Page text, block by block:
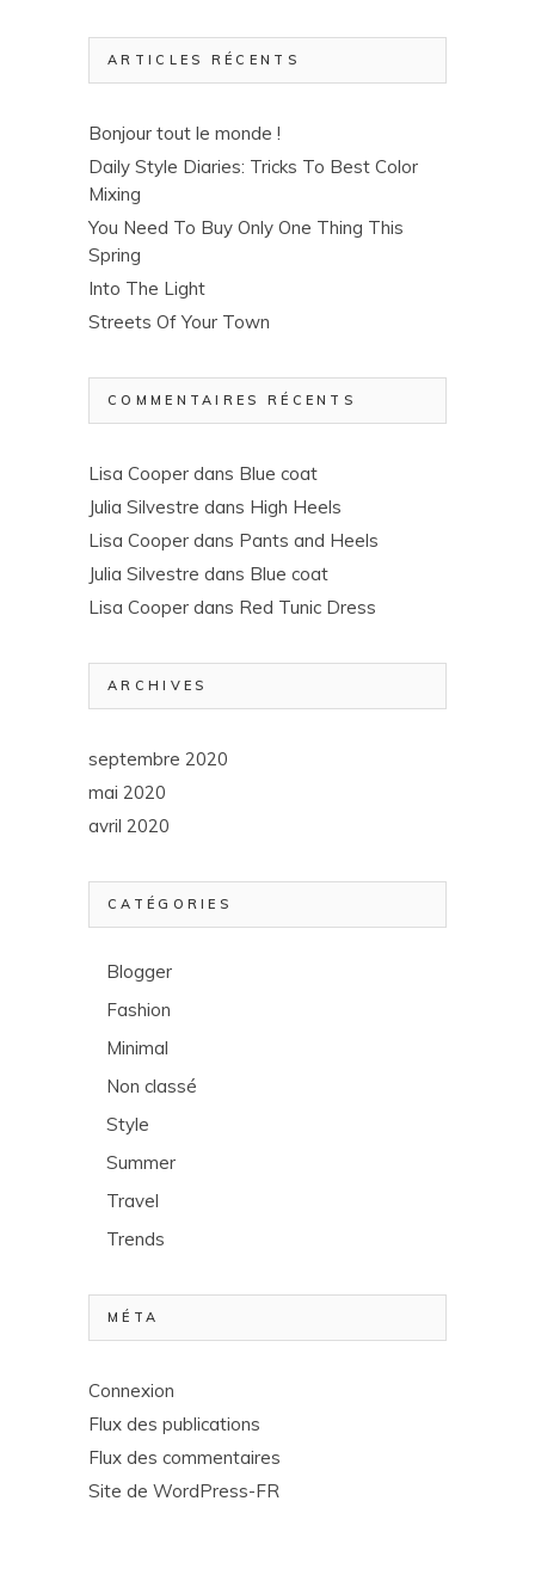
ARTICLES RÉCENTS
Bonjour tout le monde !
Daily Style Diaries: Tricks To Best Color
Mixing
You Need To Buy Only One Thing This
Spring
Into The Light
Streets Of Your Town
COMMENTAIRES RÉCENTS
Lisa Cooper dans Blue coat
Julia Silvestre dans High Heels
Lisa Cooper dans Pants and Heels
Julia Silvestre dans Blue coat
Lisa Cooper dans Red Tunic Dress
ARCHIVES
septembre 2020
mai 2020
avril 2020
CATÉGORIES
Blogger
Fashion
Minimal
Non classé
Style
Summer
Travel
Trends
MÉTA
Connexion
Flux des publications
Flux des commentaires
Site de WordPress-FR